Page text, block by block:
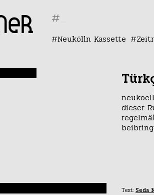
#
Neukölln Kassette
dieser
Text: Seda